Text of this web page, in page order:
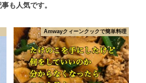
も人気です。
Amwayクィーンクックで簡単料理